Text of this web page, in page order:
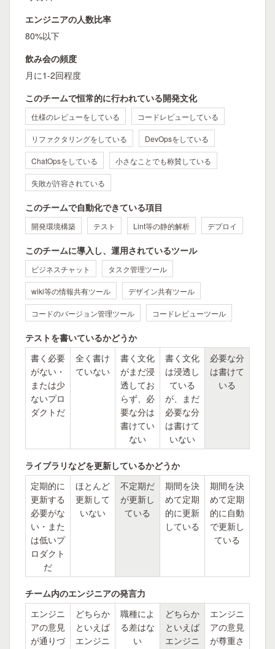
エンジニアの人数比率
80%以下
飲み会の頻度
月に1-2回程度
このチームで恒常的に行われている開発文化
仕様のレビューをしている コードレビューしている
リファクタリングをしている DevOpsをしている
ChatOpsをしている 小さなことでも称賛している
失敗が許容されている
このチームで自動化できている項目
開発環境構築 テスト Lint等の静的解析 デプロイ
このチームに導入し、運用されているツール
ビジネスチャット タスク管理ツール
wiki等の情報共有ツール デザイン共有ツール
コードのバージョン管理ツール コードレビューツール
テストを書いているかどうか
書く必要
がない・
または少
ないプロ
ダクトだ
全く書け
ていない
書く文化
がまだ浸
透してお
らず、必
要な分は
書けてい
ない
書く文化
は浸透し
ている
が、まだ
必要な分
は書けて
いない
必要な分
は書けて
いる
ライブラリなどを更新しているかどうか
定期的に
更新する
必要がな
い・また
は低いプ
ロダクト
だ
ほとんど
更新して
いない
不定期だ
が更新し
ている
期間を決
めて定期
的に更新
している
期間を決
めて定期
的に自動
で更新し
ている
チーム内のエンジニアの発言力
エンジニ
アの意見
が通りづ
どちらか
といえば
エンジニ
職種によ
る差はな
い
どちらか
といえば
エンジニ
エンジニ
アの意見
が尊重さ